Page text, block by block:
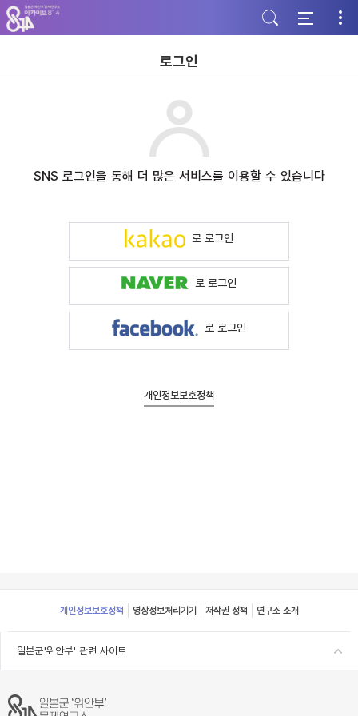
주
메
뉴
가
본
문
바
기
하
단
바
기
로그인
SNS 로그인을 통해 더 많은 서비스를 이용할 수 있습니다
로 로그인
로 로그인
로 로그인
개인정보보호정책
Footer
개인정보보호정책 영상정보처리기기 저작권 정책 연구소 소개
일본군'위안부' 관련 사이트